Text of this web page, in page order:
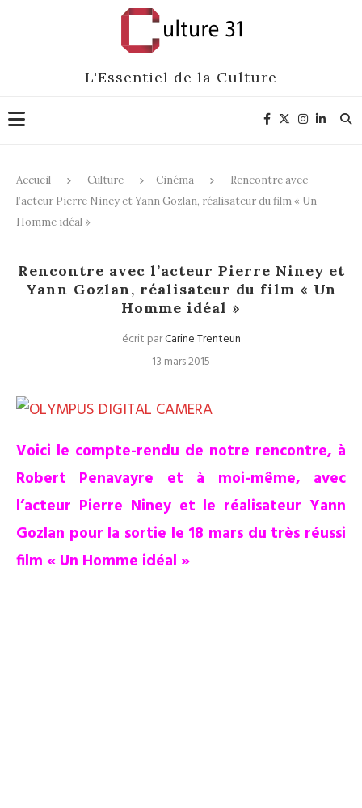
L'Essentiel de la Culture
Accueil Culture Cinéma
Rencontre avec
l’acteur Pierre Niney et Yann Gozlan, réalisateur du film « Un
Homme idéal »
Rencontre avec l’acteur Pierre Niney et
Yann Gozlan, réalisateur du film « Un
Homme idéal »
écrit parCarine Trenteun
13 mars 2015
Voici le compte-rendu de notre rencontre, à
Robert Penavayre et à moi-même, avec
l’acteur Pierre Niney et le réalisateur Yann
Gozlan pour la sortie le 18 mars du très réussi
film « Un Homme idéal »